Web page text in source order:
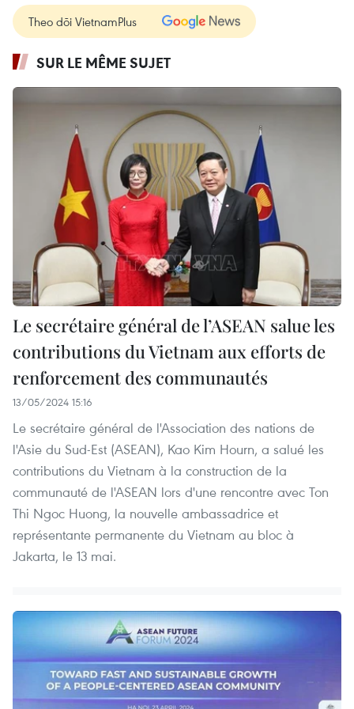
Theo dõi VietnamPlus
SUR LE MÊME SUJET
Le secrétaire général de l’ASEAN salue les
contributions du Vietnam aux efforts de
renforcement des communautés
13/05/2024 15:16
Le secrétaire général de l'Association des nations de
l'Asie du Sud-Est (ASEAN), Kao Kim Hourn, a salué les
contributions du Vietnam à la construction de la
communauté de l'ASEAN lors d'une rencontre avec Ton
Thi Ngoc Huong, la nouvelle ambassadrice et
représentante permanente du Vietnam au bloc à
Jakarta, le 13 mai.